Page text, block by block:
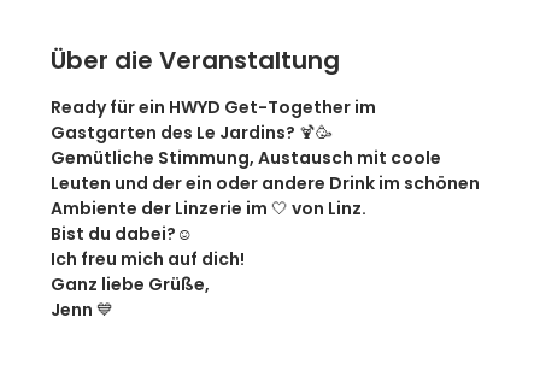
Über die Veranstaltung
Ready für ein HWYD Get-Together im
Gastgarten des Le Jardins? 🍹🥳
Gemütliche Stimmung, Austausch mit coole
Leuten und der ein oder andere Drink im schönen
Ambiente der Linzerie im 🤍 von Linz.
Bist du dabei?☺️
Ich freu mich auf dich!
Ganz liebe Grüße,
Jenn 💙